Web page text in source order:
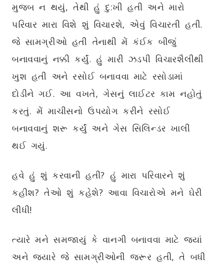
મુજબ ન થયું, તેથી હું દુ:ખી હતી અને મારો
પરિવાર મારા વિશે શું વિચારશે, એવું વિચારતી હતી.
જે સામગ્રીઓ હતી તેનાથી મેં કંઈક બીજું
બનાવવાનું નક્કી કર્યું. હું મારી ઝડપી વિચારશૈલીથી
ખુશ હતી અને રસોઈ બનાવવા માટે રસોડામાં
દોડીને ગઈ. આ વખતે, ગેસનું લાઈટર કામ નહોતું
કરતું. મેં માચીસનો ઉપયોગ કરીને રસોઈ
બનાવવાનું શરૂ કર્યું અને ગેસ સિલિન્ડર ખાલી
થઈ ગયું.
હવે હું શું કરવાની હતી? હું મારા પરિવારને શું
કહીશ? તેઓ શું કહેશે? આવા વિચારોએ મને ઘેરી
લીધી!
ત્યારે મને સમજાયું કે વાનગી બનાવવા માટે જ્યાં
અને જ્યારે જે સામગ્રીઓની જરૂર હતી, તે બધી